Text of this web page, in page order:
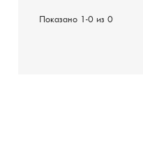
Показано 1-0 из 0